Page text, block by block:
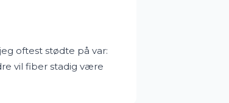
oftest stødte på var:
vil fiber stadig være